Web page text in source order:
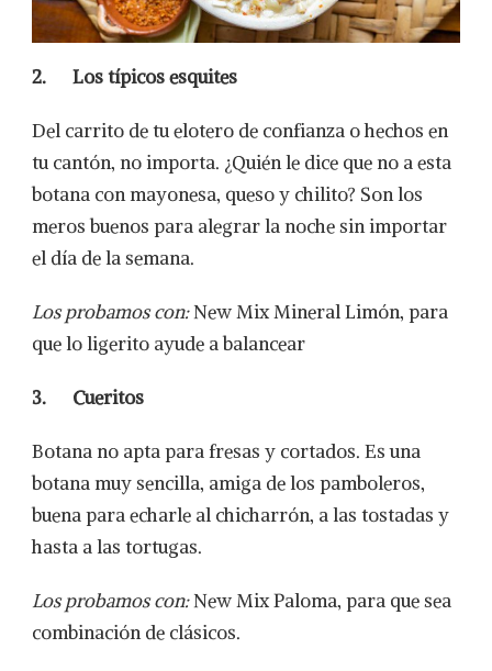
2. Los típicos esquites
Del carrito de tu elotero de confianza o hechos en
tu cantón, no importa. ¿Quién le dice que no a esta
botana con mayonesa, queso y chilito? Son los
meros buenos para alegrar la noche sin importar
el día de la semana.
Los probamos con:New Mix Mineral Limón, para
que lo ligerito ayude a balancear
3. Cueritos
Botana no apta para fresas y cortados. Es una
botana muy sencilla, amiga de los pamboleros,
buena para echarle al chicharrón, a las tostadas y
hasta a las tortugas.
Los probamos con:New Mix Paloma, para que sea
combinación de clásicos.